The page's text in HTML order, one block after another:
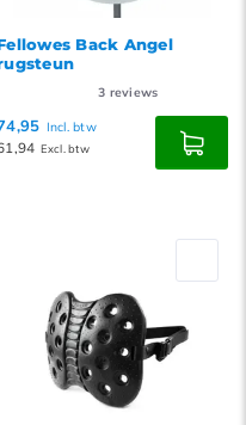
Back Angel
3 reviews
Incl. btw
Excl. btw